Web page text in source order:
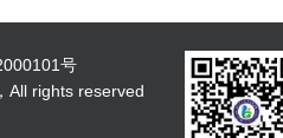
号
All rights reserved